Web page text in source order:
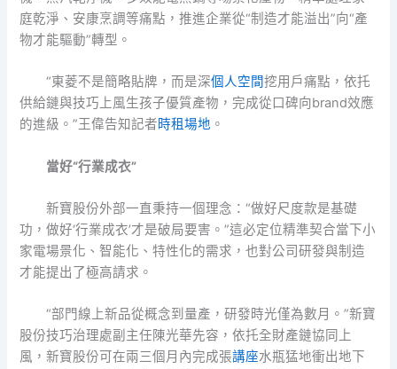
庭乾淨、安康烹調等痛點，推進企業從“制造才能溢出”向“產
物才能驅動”轉型。
“東菱不是簡略貼牌，而是深個人空間挖用戶痛點，依托
供給鏈與技巧上風生孩子優質產物，完成從口碑向brand效應
的進級。”王偉告知記者時租場地 。
當好“行業成衣”
新寶股份外部一直秉持一個理念：“做好尺度款是基礎
功，做好‘行業成衣’才是破局要害。”這必定位精準契合當下小
家電場景化、智能化、特性化的需求，也對公司研發與制造
才能提出了極高請求。
“部門線上新品從概念到量產，研發時光僅為數月。”新寶
股份技巧治理處副主任陳光華先容，依托全財產鏈協同上
風，新寶股份可在兩三個月內完成張講座水瓶猛地衝出地下